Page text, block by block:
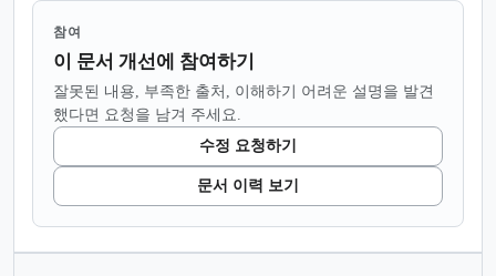
참여
이 문서 개선에 참여하기
잘못된 내용, 부족한 출처, 이해하기 어려운 설명을 발견
했다면 요청을 남겨 주세요.
수정 요청하기
문서 이력 보기